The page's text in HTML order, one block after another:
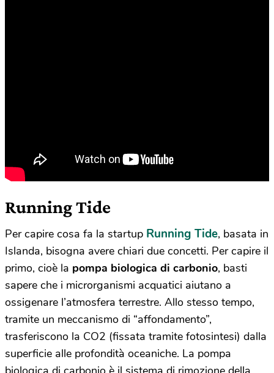
Running Tide
Per capire cosa fa la startup Running Tide, basata in
Islanda, bisogna avere chiari due concetti. Per capire il
primo, cioè la pompa biologica di carbonio, basti
sapere che i microrganismi acquatici aiutano a
ossigenare l’atmosfera terrestre. Allo stesso tempo,
tramite un meccanismo di “affondamento”,
trasferiscono la CO2 (fissata tramite fotosintesi) dalla
superficie alle profondità oceaniche. La pompa